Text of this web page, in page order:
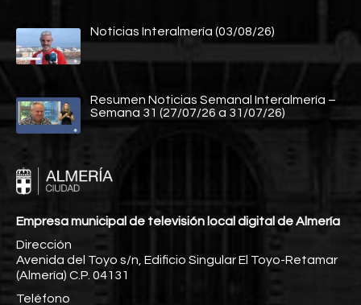
Noticias Interalmería (03/08/26)
Resumen Noticias Semanal Interalmería –
Semana 31 (27/07/26 a 31/07/26)
Empresa municipal de televisión local digital de Almería
Dirección
Avenida del Toyo s/n, Edificio Singular El Toyo-Retamar
(Almería) C.P. 04131
Teléfono